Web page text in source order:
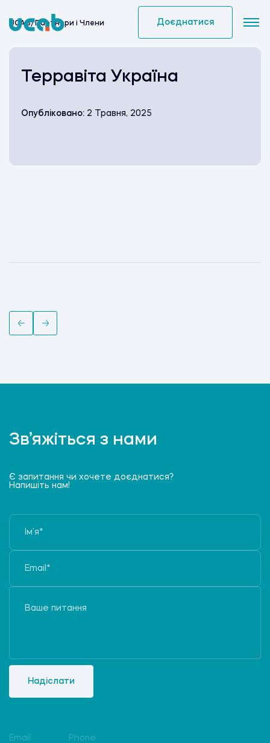
to
Доєднатися
UCAB/Партнери i Члени
Терравіта Україна
Опубліковано: 2 Травня, 2025
Зв’яжіться з нами
Є запитання чи хочете доєднатися?
Напишіть нам!
Надіслати
Email Phone